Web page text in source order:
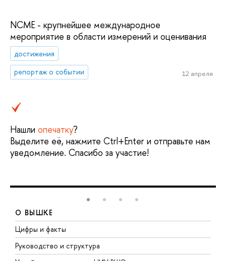
NCME - крупнейшее международное
мероприятие в области измерений и оценивания
достижения
репортаж о событии
12 апреля
Нашли опечатку?
Выделите её, нажмите Ctrl+Enter и отправьте нам
уведомление. Спасибо за участие!
О ВЫШКЕ
Цифры и факты
Руководство и структура